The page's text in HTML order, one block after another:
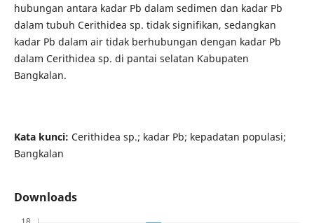
hubungan antara kadar Pb dalam sedimen dan kadar Pb
dalam tubuh Cerithidea sp. tidak signifikan, sedangkan
kadar Pb dalam air tidak berhubungan dengan kadar Pb
dalam Cerithidea sp. di pantai selatan Kabupaten
Bangkalan.
Kata kunci: Cerithidea sp.; kadar Pb; kepadatan populasi;
Bangkalan
Downloads